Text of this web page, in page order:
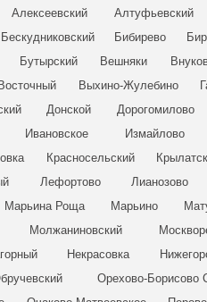
Алексеевский
Алтуфьевский
Бескудниковский Бибирево
Бутырский Вешняки
Восточный Выхино-Жулебино
Донской
Дорогомилово
Ивановское
Измайлово
Красносельский
Лефортово
Лианозово
Марьина Роща Марьино
Молжаниновский
Некрасовка
Орехово-Борисово